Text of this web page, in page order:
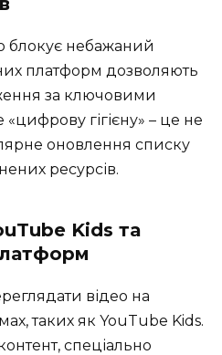
блокує небажаний
платформ дозволяють
за ключовими
гігієну» – це не
оновлення списку
ресурсів.
Kids та
відео на
таких як YouTube Kids.
спеціально